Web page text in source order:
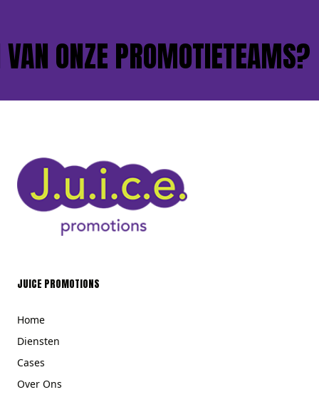
ONZE PROMOTIETEAMS?
JUICE PROMOTIONS
Home
Diensten
Cases
Over Ons